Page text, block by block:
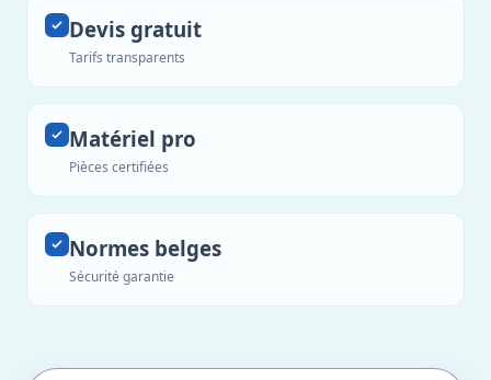
Devis gratuit
Tarifs transparents
Matériel pro
Pièces certifiées
Normes belges
Sécurité garantie